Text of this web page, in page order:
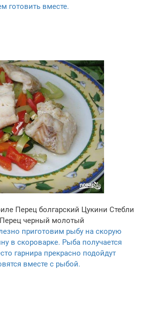
готовить вместе.
Перец болгарский Цукини Стебли
Перец черный молотый
приготовим рыбу на скорую
в скороварке. Рыба получается
гарнира прекрасно подойдут
вместе с рыбой.